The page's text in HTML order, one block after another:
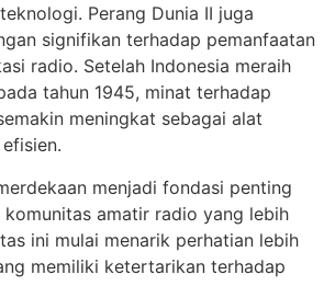
Perang Dunia II juga
signifikan terhadap pemanfaatan
radio. Setelah Indonesia meraih
tahun 1945, minat terhadap
meningkat sebagai alat
menjadi fondasi penting
amatir radio yang lebih
ini mulai menarik perhatian lebih
memiliki ketertarikan terhadap